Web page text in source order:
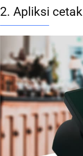
2. Apliksi